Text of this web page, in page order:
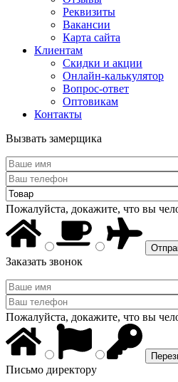
Реквизиты
Вакансии
Карта сайта
Клиентам
Скидки и акции
Онлайн-калькулятор
Вопрос-ответ
Оптовикам
Контакты
Вызвать замерщика
Пожалуйста, докажите, что вы
Заказать звонок
Пожалуйста, докажите, что вы
Письмо директору